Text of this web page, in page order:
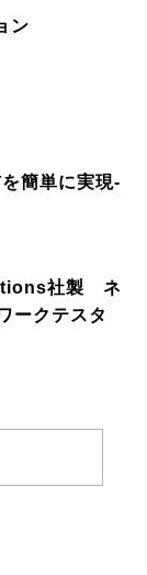
ン
簡単に実現-
社製 ネ
ークテスタ